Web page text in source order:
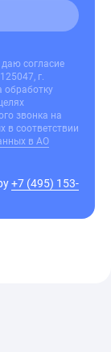
даю согласие
г.
обработку
звонка на
в соответствии
в АО
+7 (495) 153-